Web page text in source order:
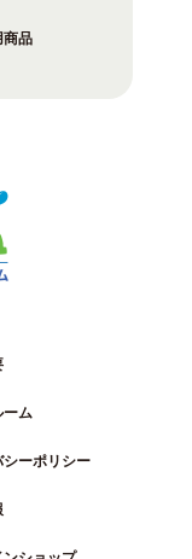
商品
ーム
シーポリシー